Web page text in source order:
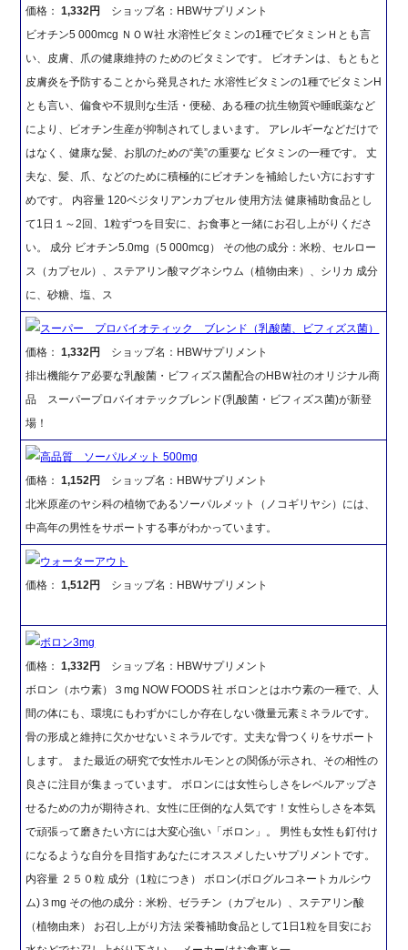
価格：1,332円
ショップ名：HBWサプリメント
ビオチン5 000mcg ＮＯＷ社 水溶性ビタミンの1種でビタミンＨとも言
い、皮膚、爪の健康維持の ためのビタミンです。 ビオチンは、もともと
皮膚炎を予防することから発見された 水溶性ビタミンの1種でビタミンH
とも言い、偏食や不規則な生活・便秘、ある種の抗生物質や睡眠薬など
により、ビオチン生産が抑制されてしまいます。 アレルギーなどだけで
はなく、健康な髪、お肌のための“美”の重要な ビタミンの一種です。 丈
夫な、髪、爪、などのために積極的にビオチンを補給したい方におすす
めです。 内容量 120ベジタリアンカプセル 使用方法 健康補助食品とし
て1日１～2回、1粒ずつを目安に、お食事と一緒にお召し上がりくださ
い。 成分 ビオチン5.0mg（5 000mcg） その他の成分：米粉、セルロー
ス（カプセル）、ステアリン酸マグネシウム（植物由来）、シリカ 成分
に、砂糖、塩、ス
スーパー プロバイオティック ブレンド（乳酸菌、ビフィズス菌）
価格：1,332円
ショップ名：HBWサプリメント
排出機能ケア必要な乳酸菌・ビフィズス菌配合のHBＷ社のオリジナル商
品 スーパープロバイオテックブレンド(乳酸菌・ビフィズス菌)が新登
場！
高品質 ソーパルメット 500mg
価格：1,152円
ショップ名：HBWサプリメント
北米原産のヤシ科の植物であるソーパルメット（ノコギリヤシ）には、
中高年の男性をサポートする事がわかっています。
ウォーターアウト
価格：1,512円 ショップ名：HBWサプリメント
ボロン3mg
価格：1,332円
ショップ名：HBWサプリメント
ボロン（ホウ素）３mg NOW FOODS 社 ボロンとはホウ素の一種で、人
間の体にも、環境にもわずかにしか存在しない微量元素ミネラルです。
骨の形成と維持に欠かせないミネラルです。丈夫な骨つくりをサポート
します。 また最近の研究で女性ホルモンとの関係が示され、その相性の
良さに注目が集まっています。 ボロンには女性らしさをレベルアップさ
せるための力が期待され、女性に圧倒的な人気です！女性らしさを本気
で頑張って磨きたい方には大変心強い「ボロン」。 男性も女性も釘付け
になるような自分を目指すあなたにオススメしたいサプリメントです。
内容量 ２５０粒 成分（1粒につき） ボロン(ボログルコネートカルシウ
ム)３mg その他の成分：米粉、ゼラチン（カプセル）、ステアリン酸
（植物由来） お召し上がり方法 栄養補助食品として1日1粒を目安にお